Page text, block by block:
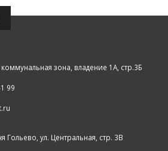
зона, владение 1А, стр.3Б
99
Гольево, ул. Центральная, стр. 3В